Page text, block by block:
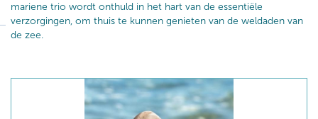
mariene trio wordt onthuld in het hart van de essentiële
verzorgingen, om thuis te kunnen genieten van de weldaden van
de zee.